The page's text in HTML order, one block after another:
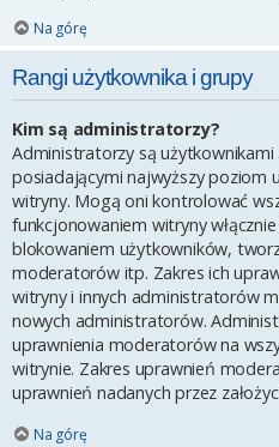
Na górę
Rangi użytkownika i grupy
Kim są administratorzy?
Administratorzy są
posiadającymi najwyższy poziom
witryny. Mogą oni kontrolować
funkcjonowaniem witryny
blokowaniem użytkowników,
moderatorów itp. Zakres ich
witryny i innych administratorów
nowych administratorów.
uprawnienia moderatorów na
witrynie. Zakres uprawnień
uprawnień nadanych przez
Na górę